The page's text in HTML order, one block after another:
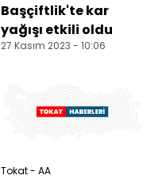
Başçiftlik'te kar
yağışı etkili oldu
27 Kasım 2023 - 10:06
Tokat - AA